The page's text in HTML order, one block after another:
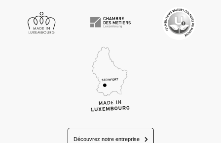
Découvrez notre entreprise